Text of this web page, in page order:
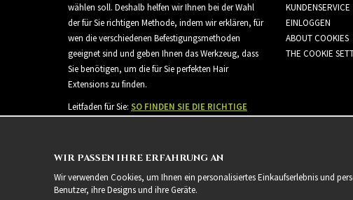
wählen soll. Deshalb helfen wir Ihnen bei der Wahl
der für Sie richtigen Methode, indem wir erklären, für
wen die verschiedenen Befestigungsmethoden
geeignet sind und geben Ihnen das Werkzeug, dass
Sie benötigen, um die für Sie perfekten Hair
Extensions zu finden.
Leitfaden für Sie: SO FINDEN SIE DIE RICHTIGE
KUNDENSERVICE
EINLOGGEN
ABOUT COOKIES
THE COOKIE
WIR PASSEN IHRE ERFAHRUNG AN
Wir verwenden Cookies, um Ihnen ein personalisiertes Einkaufserlebnis und
Benutzer, ihre Designs und ihre Geräte.